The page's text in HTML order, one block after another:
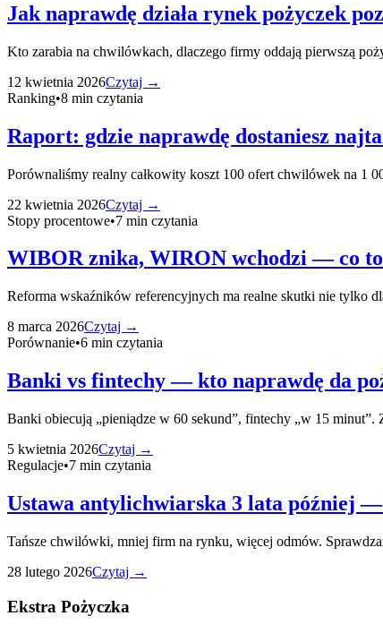
Jak naprawdę działa rynek pożyczek
Kto zarabia na chwilówkach, dlaczego firmy oddają pierwszą
12 kwietnia 2026Czytaj →
Ranking•8 min czytania
Raport: gdzie naprawdę dostaniesz
Porównaliśmy realny całkowity koszt 100 ofert chwilówek na 1
22 kwietnia 2026Czytaj →
Stopy procentowe•7 min czytania
WIBOR znika, WIRON wchodzi — co
Reforma wskaźników referencyjnych ma realne skutki nie tylko
8 marca 2026Czytaj →
Porównanie•6 min czytania
Banki vs fintechy — kto naprawdę da
Banki obiecują „pieniądze w 60 sekund”, fintechy „w 15
5 kwietnia 2026Czytaj →
Regulacje•7 min czytania
Ustawa antylichwiarska 3 lata później
Tańsze chwilówki, mniej firm na rynku, więcej odmów.
28 lutego 2026Czytaj →
Ekstra Pożyczka